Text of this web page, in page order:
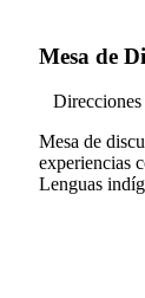
Mesa de
Mesa de
experiencias
Lenguas